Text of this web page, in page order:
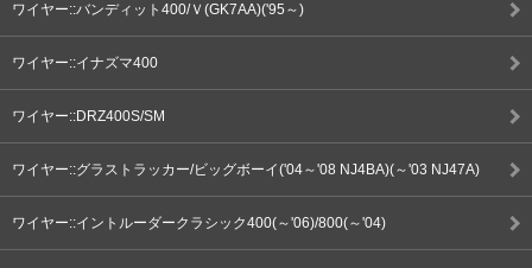
ワイヤー::バンディット400/Ｖ(GK7AA)('95～)
ワイヤー::イナズマ400
ワイヤー::DRZ400S/SM
ワイヤー::グラストラッカー/ビッグボーイ('04～'08 NJ4BA)(～'03 NJ47A)
ワイヤー::イントルーダークラシック400(～'06)/800(～'04)